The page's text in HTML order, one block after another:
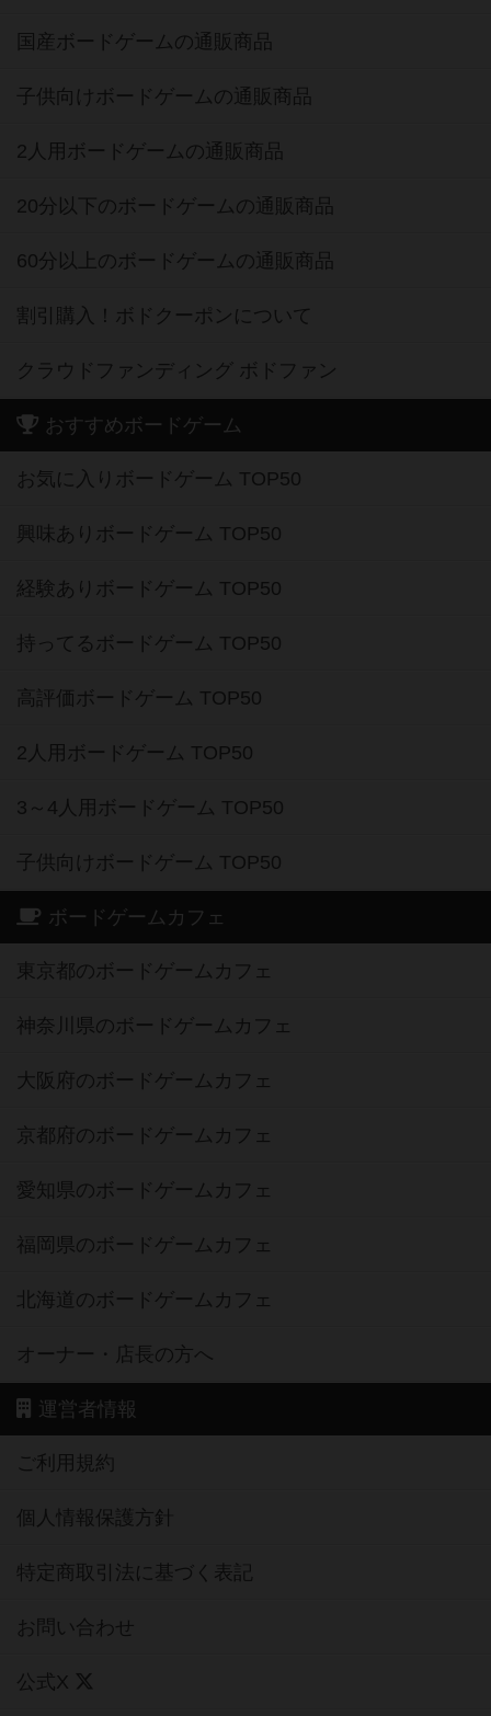
国産ボードゲームの通販商品
子供向けボードゲームの通販商品
2人用ボードゲームの通販商品
20分以下のボードゲームの通販商品
60分以上のボードゲームの通販商品
割引購入！ボドクーポンについて
クラウドファンディング ボドファン
おすすめボードゲーム
お気に入りボードゲーム TOP50
興味ありボードゲーム TOP50
経験ありボードゲーム TOP50
持ってるボードゲーム TOP50
高評価ボードゲーム TOP50
2人用ボードゲーム TOP50
3～4人用ボードゲーム TOP50
子供向けボードゲーム TOP50
ボードゲームカフェ
東京都のボードゲームカフェ
神奈川県のボードゲームカフェ
大阪府のボードゲームカフェ
京都府のボードゲームカフェ
愛知県のボードゲームカフェ
福岡県のボードゲームカフェ
北海道のボードゲームカフェ
オーナー・店長の方へ
運営者情報
ご利用規約
個人情報保護方針
特定商取引法に基づく表記
お問い合わせ
公式X